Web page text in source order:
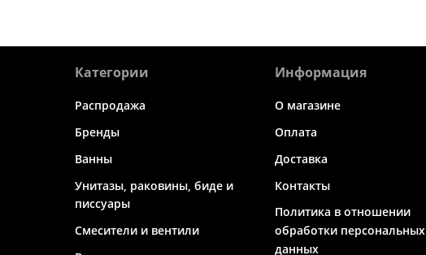
Категории
Распродажа
Бренды
Ванны
Унитазы, раковины, биде и
писсуары
Смесители и вентили
Информация
О магазине
Оплата
Доставка
Контакты
Политика в отношении
обработки персональных
данных